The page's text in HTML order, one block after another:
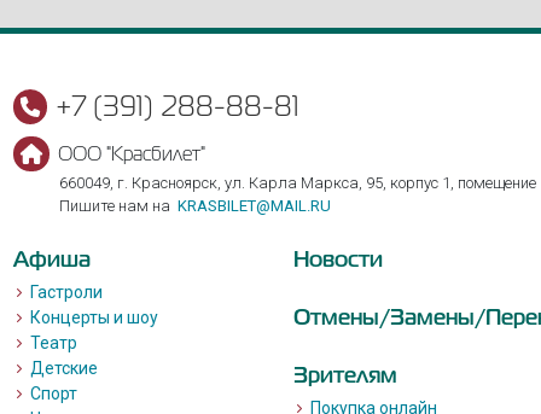
+7 (391) 288-88-81
ООО "Красбилет"
660049, г. Красноярск, ул. Карла Маркса, 95, корпус 1, помещение
Пишите нам на KRASBILET@MAIL.RU
Афиша
Гастроли
Концерты и шоу
Театр
Детские
Спорт
Новости
Отмены/Замены/
Зрителям
Покупка онлайн